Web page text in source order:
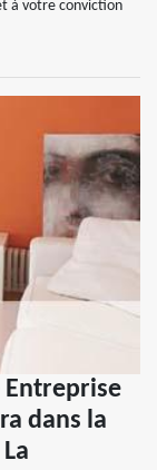
à votre conviction
Entreprise
dans la